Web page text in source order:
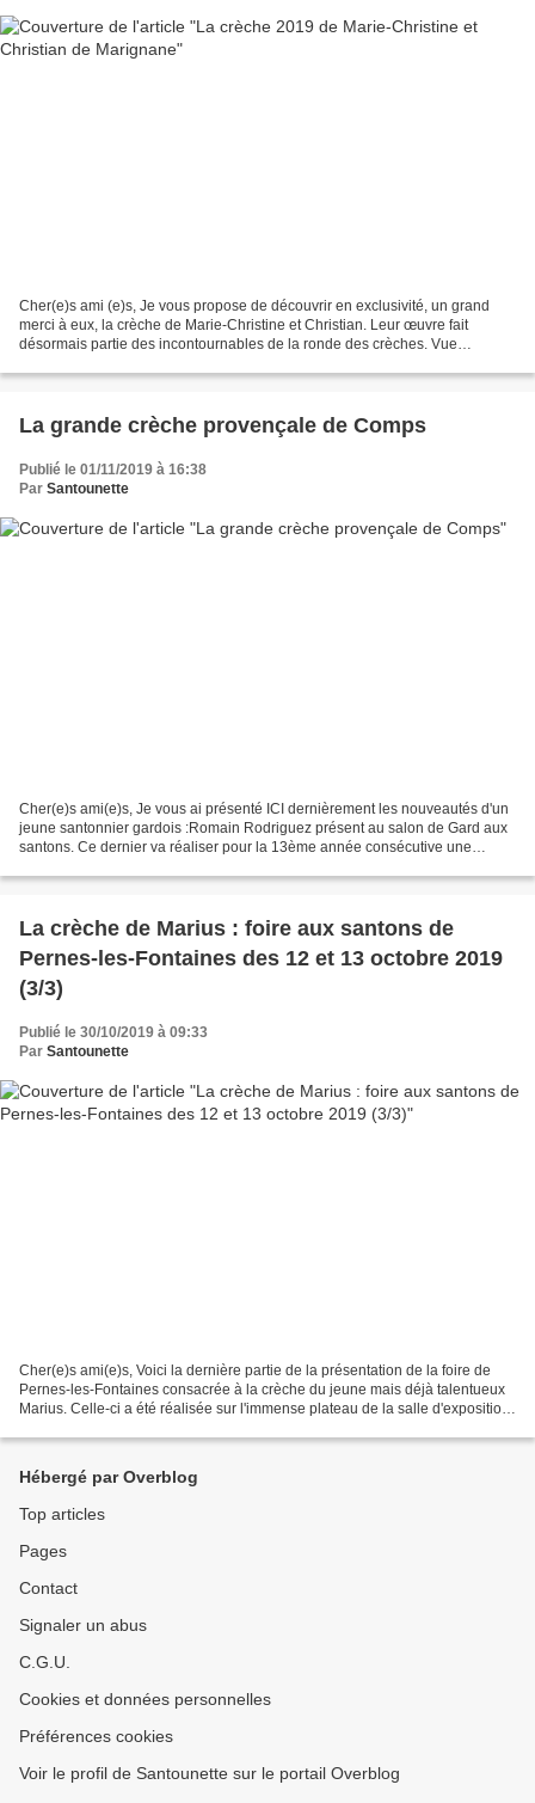
Cher(e)s ami (e)s, Je vous propose de découvrir en exclusivité, un grand
merci à eux, la crèche de Marie-Christine et Christian. Leur œuvre fait
désormais partie des incontournables de la ronde des crèches. Vue
La grande crèche provençale de Comps
Publié le 01/11/2019 à 16:38
Par Santounette
Cher(e)s ami(e)s, Je vous ai présenté ICI dernièrement les nouveautés d'un
jeune santonnier gardois :Romain Rodriguez présent au salon de Gard aux
santons. Ce dernier va réaliser pour la 13ème année consécutive une
La crèche de Marius : foire aux santons de
Pernes-les-Fontaines des 12 et 13 octobre 2019
(3/3)
Publié le 30/10/2019 à 09:33
Par Santounette
Cher(e)s ami(e)s, Voici la dernière partie de la présentation de la foire de
Pernes-les-Fontaines consacrée à la crèche du jeune mais déjà talentueux
Marius. Celle-ci a été réalisée sur l'immense plateau de la salle d'exposition,
Hébergé par Overblog
Top articles
Pages
Contact
Signaler un abus
C.G.U.
Cookies et données personnelles
Préférences cookies
Voir le profil de Santounette sur le portail Overblog